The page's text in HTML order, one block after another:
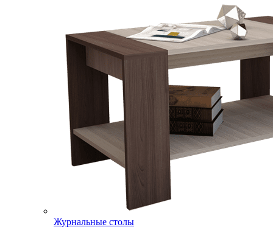
Журнальные столы